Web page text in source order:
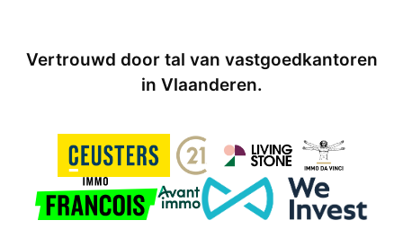
Vertrouwd door tal van vastgoedkantoren
in Vlaanderen.